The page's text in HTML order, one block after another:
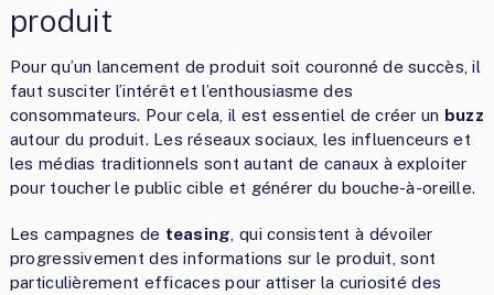
produit
Pour qu’un lancement de produit soit couronné de succès, il
faut susciter l’intérêt et l’enthousiasme des
consommateurs. Pour cela, il est essentiel de créer un buzz
autour du produit. Les réseaux sociaux, les influenceurs et
les médias traditionnels sont autant de canaux à exploiter
pour toucher le public cible et générer du bouche-à-oreille.
Les campagnes de teasing , qui consistent à dévoiler
progressivement des informations sur le produit, sont
particulièrement efficaces pour attiser la curiosité des